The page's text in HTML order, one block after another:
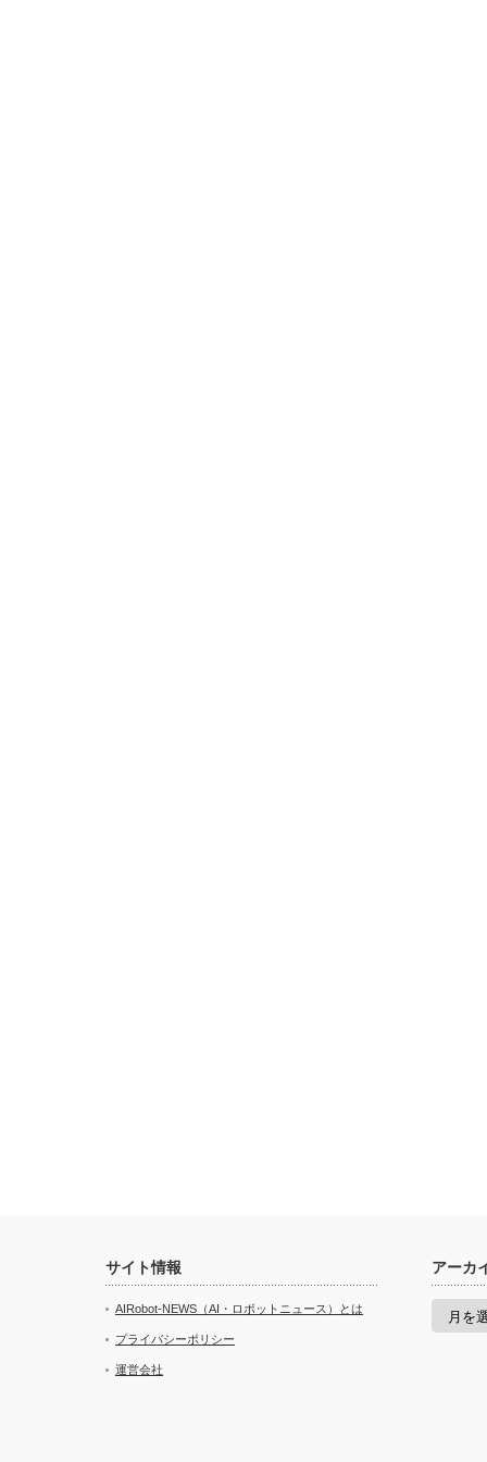
サイト情報
AIRobot-NEWS（AI・ロボットニュース）とは
プライバシーポリシー
運営会社
アーカ
ア